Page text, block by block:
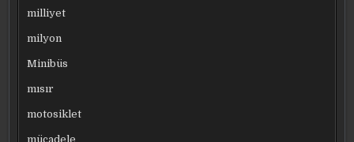
milliyet
milyon
Minibüs
mısır
motosiklet
mücadele